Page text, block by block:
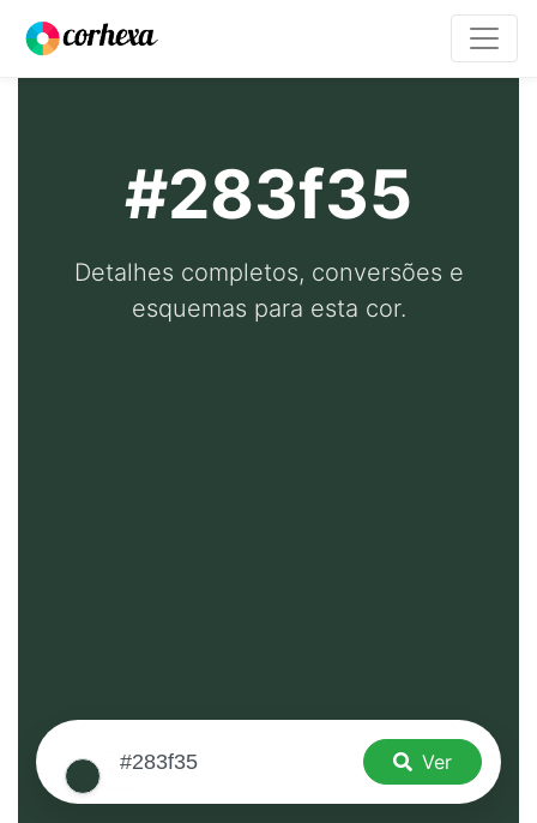
#283f35
Detalhes completos, conversões e
esquemas para esta cor.
Ver